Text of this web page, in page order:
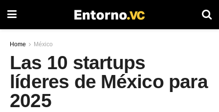
Home México
Las 10 startups
líderes de México para
2025